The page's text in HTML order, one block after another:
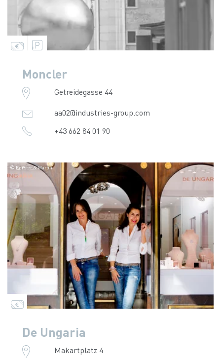
Moncler
Getreidegasse 44
aa02@industries-group.com
+43 662 84 01 90
© Forster & Martin
De Ungaria
Makartplatz 4